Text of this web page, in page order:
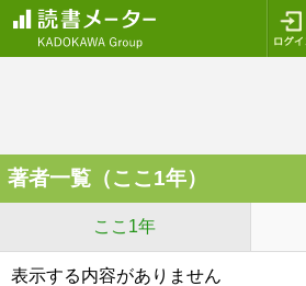
著者一覧（ここ1年）
ここ1年
表示する内容がありません